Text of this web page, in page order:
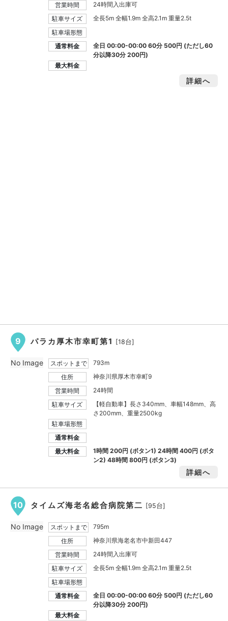
営業時間
24時間入出庫可
駐車サイズ
全長5m 全幅1.9m 全高2.1m 重量2.5t
駐車場形態
通常料金
全日 00:00-00:00 60分 500円 (ただし60
分以降30分 200円)
最大料金
詳細へ
9 パラカ厚木市幸町第1 [18台]
スポットまで
793m
住所
神奈川県厚木市幸町9
営業時間
24時間
駐車サイズ
【軽自動車】長さ340mm、車幅148mm、高
さ200mm、重量2500kg
駐車場形態
通常料金
最大料金
1時間200円 (ボタン1) 24時間400円 (ボタ
ン2) 48時間800円 (ボタン3)
詳細へ
No Image
10 タイムズ海老名総合病院第二 [95台]
スポットまで
795m
住所
神奈川県海老名市中新田447
営業時間
24時間入出庫可
駐車サイズ
全長5m 全幅1.9m 全高2.1m 重量2.5t
駐車場形態
通常料金
全日 00:00-00:00 60分 500円 (ただし60
分以降30分 200円)
最大料金
No Image